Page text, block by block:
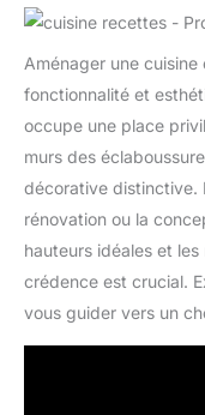
Aménager une
fonctionnalité et
occupe une place
murs des
décorative distinctive.
rénovation ou la
hauteurs idéales et
crédence est crucial.
vous guider vers un